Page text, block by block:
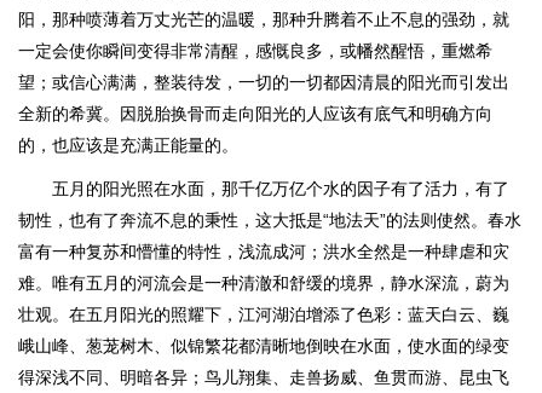
阳，那种喷薄着万丈光芒的温暖，那种升腾着不止不息的强劲，就
一定会使你瞬间变得非常清醒，感慨良多，或幡然醒悟，重燃希
望；或信心满满，整装待发，一切的一切都因清晨的阳光而引发出
全新的希冀。因脱胎换骨而走向阳光的人应该有底气和明确方向
的，也应该是充满正能量的。
五月的阳光照在水面，那千亿万亿个水的因子有了活力，有了
韧性，也有了奔流不息的秉性，这大抵是“地法天”的法则使然。春水
富有一种复苏和懵懂的特性，浅流成河；洪水全然是一种肆虐和灾
难。唯有五月的河流会是一种清澈和舒缓的境界，静水深流，蔚为
壮观。在五月阳光的照耀下，江河湖泊增添了色彩：蓝天白云、巍
峨山峰、葱茏树木、似锦繁花都清晰地倒映在水面，使水面的绿变
得深浅不同、明暗各异；鸟儿翔集、走兽扬威、鱼贯而游、昆虫飞